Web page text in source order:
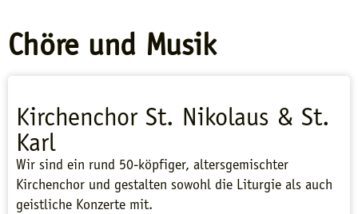
Chöre und Musik
Kirchenchor St. Nikolaus & St.
Karl
Wir sind ein rund 50-köpfiger, altersgemischter
Kirchenchor und gestalten sowohl die Liturgie als auch
geistliche Konzerte mit.